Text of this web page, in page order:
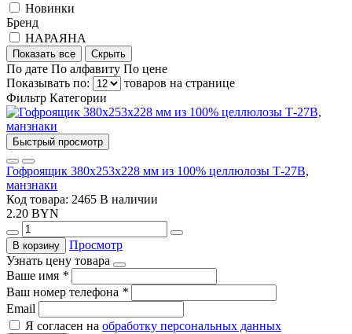
Новинки
Бренд
НАРАЯНА
Показать все Скрыть
По дате По алфавиту По цене
Показывать по:
товаров на странице
Фильтр Категории
Быстрый просмотр
Гофроящик 380х253х228 мм из 100% целлюлозы Т-27В,
манзнаки
Код товара: 2465 В наличии
2.20 BYN
В корзину
Просмотр
Узнать цену товара
Ваше имя *
Ваш номер телефона *
Email
Я согласен на обработку персональных данных